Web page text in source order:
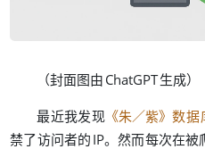
（封面图由 ChatGPT生成）
最近我发现 《朱／紫》数据
禁了访问者的 IP。然而每次在被